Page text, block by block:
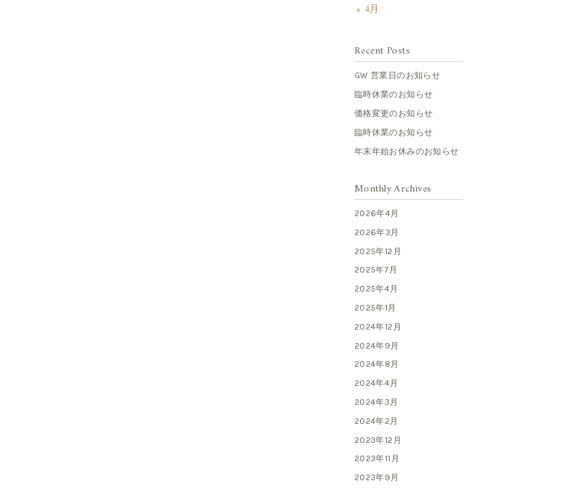
« 4月
Recent Posts
GW 営業日のお知らせ
臨時休業のお知らせ
価格変更のお知らせ
臨時休業のお知らせ
年末年始お休みのお知らせ
Monthly Archives
2026年4月
2026年3月
2025年12月
2025年7月
2025年4月
2025年1月
2024年12月
2024年9月
2024年8月
2024年4月
2024年3月
2024年2月
2023年12月
2023年11月
2023年9月